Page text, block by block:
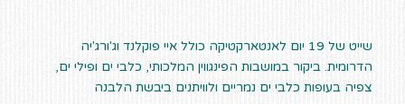
שייט של 19 יום לאנטארקטיקה כולל איי פוקלנד וג'ורג'יה
הדרומית. ביקור במושבות הפינגווין המלכותי, כלבי ים ופילי ים,
צפיה בעופות כלבי ים נמריים ולוויתנים ביבשת הלבנה